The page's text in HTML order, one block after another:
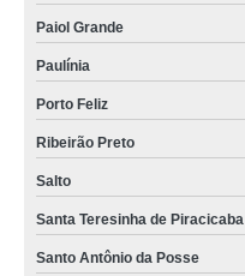
Paiol Grande
Paulínia
Porto Feliz
Ribeirão Preto
Salto
Santa Teresinha de Piracicaba
Santo Antônio da Posse